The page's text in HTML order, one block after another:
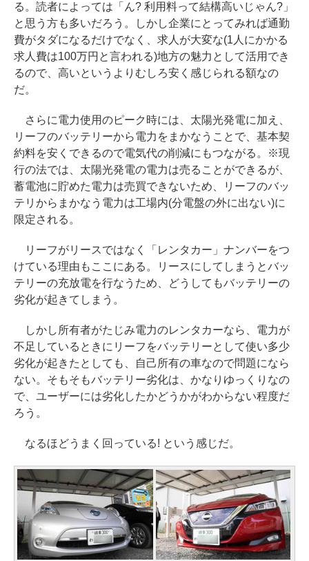
る。読者によっては「ん? 利用料って結構高いじゃん?」
と思う方も多いだろう。しかし企業にとってみれば通勤
費がタダになるだけでなく、求人が大変な(1人にかかる
求人費は100万円と言われる)地方の魅力として活用でき
るので、高いというよりむしろ安く感じられる額なの
だ。
さらに電力使用のピーク時には、太陽光発電に加え、
リーフのバッテリーから電力をまかなうことで、基本契
約料を安くできるので電気代の削減にもつながる。※現
行の法では、太陽光発電の電力は売ることができるが、
蓄電池に貯めた電力は売買できないため、リーフのバッ
テリからまかなう電力は工場内(分電盤の外に出ない)に
限定される。
リーフがリースではなく「レンタカー」ナンバーをつ
けている理由もここにある。リースにしてしまうとバッ
テリーの充放電を行なうため、どうしてもバッテリーの
劣化が起きてしまう。
しかし所有者がたじみ電力のレンタカーなら、電力が
不足しているときにリーフをバッテリーとして使い多少
劣化が起きたとしても、自己所有の車なので問題になら
ない。そもそもバッテリー劣化は、かなりゆっくりなの
で、ユーザーには劣化したかどうかがわからない程度だ
ろう。
なるほどうまく回っている! という感じだ。